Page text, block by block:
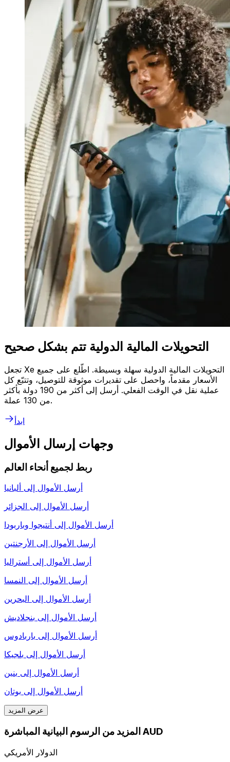
التحويلات المالية الدولية تتم بشكل صحيح
تجعل Xe التحويلات المالية الدولية سهلة وبسيطة. اطّلع على جميع
الأسعار مقدماً، واحصل على تقديرات موثوقة للتوصيل، وتتبّع كل
عملية نقل في الوقت الفعلي. أرسل إلى أكثر من 190 دولة بأكثر
من 130 عملة.
ابدأ
وجهات إرسال الأموال
ربط لجميع أنحاء العالم
أرسل الأموال إلى ألبانيا
أرسل الأموال إلى الجزائر
أرسل الأموال إلى أنتيجوا وباربودا
أرسل الأموال إلى الأرجنتين
أرسل الأموال إلى أستراليا
أرسل الأموال إلى النمسا
أرسل الأموال إلى البحرين
أرسل الأموال إلى بنجلاديش
أرسل الأموال إلى باربادوس
أرسل الأموال إلى بلجيكا
أرسل الأموال إلى بنين
أرسل الأموال إلى بوتان
عرض المزيد
المزيد من الرسوم البيانية المباشرة AUD
الدولار الأمريكي